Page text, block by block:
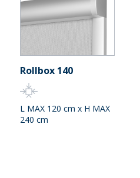
Rollbox 140
L MAX 120 cm x H MAX
240 cm